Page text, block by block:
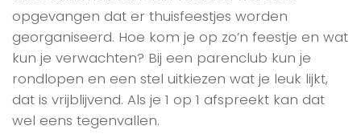
opgevangen dat er thuisfeestjes worden
georganiseerd. Hoe kom je op zo’n feestje en wat
kun je verwachten? Bij een parenclub kun je
rondlopen en een stel uitkiezen wat je leuk lijkt,
dat is vrijblijvend. Als je 1 op 1 afspreekt kan dat
wel eens tegenvallen.